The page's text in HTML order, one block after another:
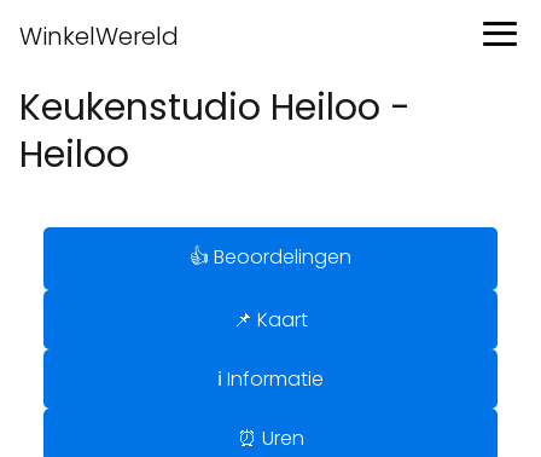
WinkelWereld
Keukenstudio Heiloo -
Heiloo
👍 Beoordelingen
📌 Kaart
ℹ️ Informatie
⏰ Uren